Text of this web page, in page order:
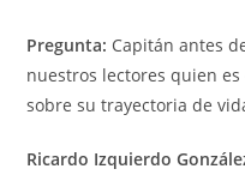
Pregunta: Capitán antes
nuestros lectores quien
sobre su trayectoria de
Ricardo Izquierdo